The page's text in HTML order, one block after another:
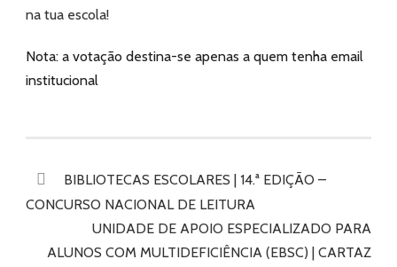
na tua escola!
Nota: a votação destina-se apenas a quem tenha email
institucional
BIBLIOTECAS ESCOLARES | 14.ª EDIÇÃO –
CONCURSO NACIONAL DE LEITURA
UNIDADE DE APOIO ESPECIALIZADO PARA
ALUNOS COM MULTIDEFICIÊNCIA (EBSC) | CARTAZ